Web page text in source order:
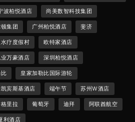
波柏悦酒店 尚美数智科技集团
集团 广州柏悦酒店 斐济
疗度假村 欧特家酒店
万豪酒店 深圳柏悦酒店
皇家加勒比国际游轮
宾斯基酒店 端午节 苏州W酒店
里拉 葡萄牙 迪拜 阿联酋航空
利酒店